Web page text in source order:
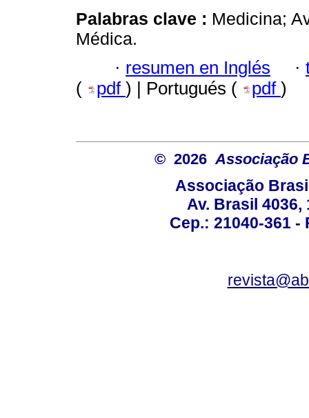
Palabras clave : Medicina;
Médica.
· resumen en Inglés ·
(
pdf ) | Portugués ( pdf )
© 2026Associação
Associação
Av. Brasil 4036,
Cep.: 21040-361